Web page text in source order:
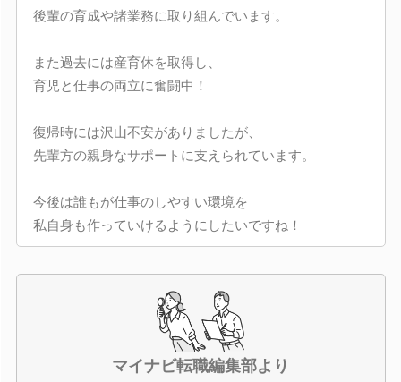
後輩の育成や諸業務に取り組んでいます。
また過去には産育休を取得し、
育児と仕事の両立に奮闘中！
復帰時には沢山不安がありましたが、
先輩方の親身なサポートに支えられています。
今後は誰もが仕事のしやすい環境を
私自身も作っていけるようにしたいですね！
マイナビ転職編集部より